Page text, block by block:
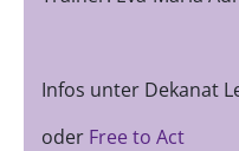
Infos unter Dekanat
oder Free to Act